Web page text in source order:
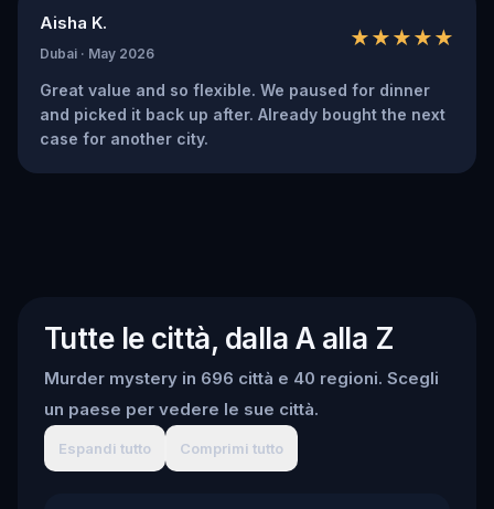
Aisha K.
Dubai · May 2026
★★★★★
Great value and so flexible. We paused for dinner
and picked it back up after. Already bought the next
case for another city.
Tutte le città, dalla A alla Z
Murder mystery in 696 città e 40 regioni. Scegli
un paese per vedere le sue città.
Espandi tutto Comprimi tutto